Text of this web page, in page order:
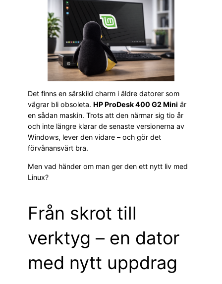
Det finns en särskild charm i äldre datorer som
vägrar bli obsoleta. HP ProDesk 400 G2 Mini är
en sådan maskin. Trots att den närmar sig tio år
och inte längre klarar de senaste versionerna av
Windows, lever den vidare – och gör det
förvånansvärt bra.
Men vad händer om man ger den ett nytt liv med
Linux?
Från skrot till
verktyg – en dator
med nytt uppdrag